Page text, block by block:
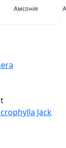
Амсонія